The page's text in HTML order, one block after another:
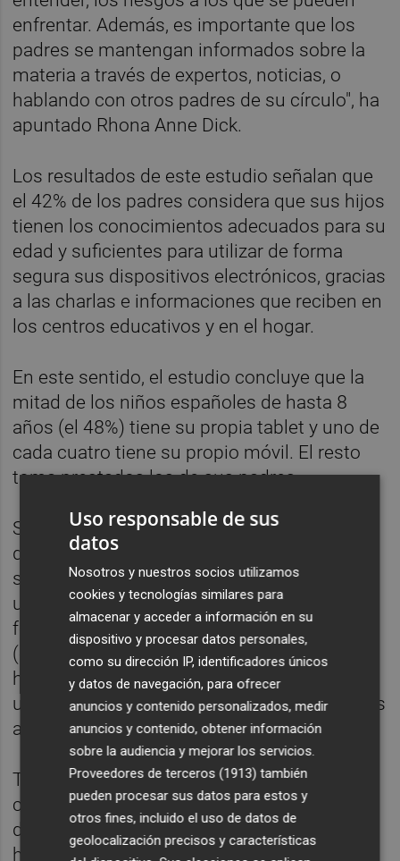
enfrentar. Además, es importante que los
padres se mantengan informados sobre la
materia a través de expertos, noticias, o
hablando con otros padres de su círculo", ha
apuntado Rhona Anne Dick.
Los resultados de este estudio señalan que
el 42% de los padres considera que sus hijos
tienen los conocimientos adecuados para su
edad y suficientes para utilizar de forma
segura sus dispositivos electrónicos, gracias
a las charlas e informaciones que reciben en
los centros educativos y en el hogar.
En este sentido, el estudio concluye que la
mitad de los niños españoles de hasta 8
años (el 48%) tiene su propia tablet y uno de
cada cuatro tiene su propio móvil. El resto
toma prestados los de sus padres.
Sobre el tiempo de uso, un 40% los utiliza a
diario, un 24% los usa más de tres días por
semana, el 21% solo los fines de semana y
un 15% asegura utilizarlo únicamente de
forma puntual. El día que los utiliza, la mitad
(el 49%) extiende su uso entre una y dos
horas, el 26% emplea menos de una hora y
uno de cada cuatro dedica más de dos horas
a los dispositivos electrónicos.
Tras la pandemia de la Covid-19, seis de
cada diez progenitores reconocen que
durante el confinamiento aceptaron que sus
hijos utilizaran más sus dispositivos y
Uso responsable de sus
datos
Nosotros y nuestros socios utilizamos
cookies y tecnologías similares para
almacenar y acceder a información en su
dispositivo y procesar datos personales,
como su dirección IP, identificadores únicos
y datos de navegación, para ofrecer
anuncios y contenido personalizados, medir
anuncios y contenido, obtener información
sobre la audiencia y mejorar los servicios.
Proveedores de terceros (1913) también
pueden procesar sus datos para estos y
otros fines, incluido el uso de datos de
geolocalización precisos y características